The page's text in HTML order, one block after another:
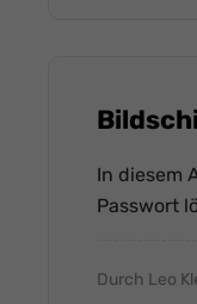
In diesem
Passwort
Durch Leo